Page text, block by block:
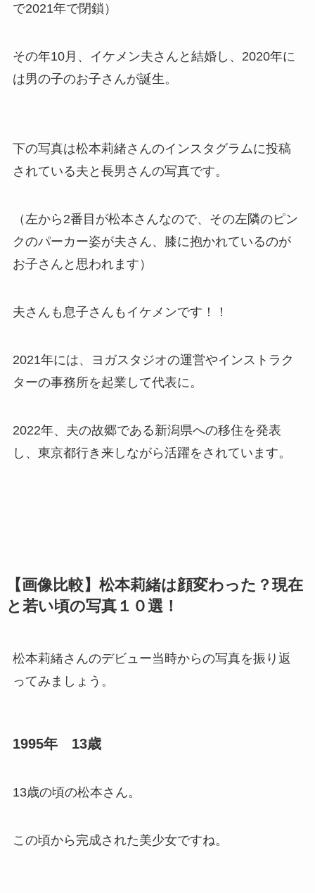
で2021年で閉鎖）
その年10月、イケメン夫さんと結婚し、2020年に
は男の子のお子さんが誕生。
下の写真は松本莉緒さんのインスタグラムに投稿
されている夫と長男さんの写真です。
（左から2番目が松本さんなので、その左隣のピン
クのパーカー姿が夫さん、膝に抱かれているのが
お子さんと思われます）
夫さんも息子さんもイケメンです！！
2021年には、ヨガスタジオの運営やインストラク
ターの事務所を起業して代表に。
2022年、夫の故郷である新潟県への移住を発表
し、東京都行き来しながら活躍をされています。
【画像比較】松本莉緒は顔変わった？現在
と若い頃の写真１０選！
松本莉緒さんのデビュー当時からの写真を振り返
ってみましょう。
1995年 13歳
13歳の頃の松本さん。
この頃から完成された美少女ですね。